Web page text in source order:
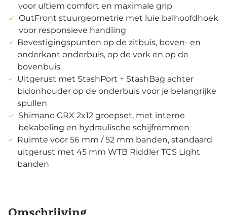
voor ultiem comfort en maximale grip
OutFront stuurgeometrie met luie balhoofdhoek
voor responsieve handling
Bevestigingspunten op de zitbuis, boven- en
onderkant onderbuis, op de vork en op de
bovenbuis
Uitgerust met StashPort + StashBag achter
bidonhouder op de onderbuis voor je belangrijke
spullen
Shimano GRX 2x12 groepset, met interne
bekabeling en hydraulische schijfremmen
Ruimte voor 56 mm / 52 mm banden, standaard
uitgerust met 45 mm WTB Riddler TCS Light
banden
Omschrijving